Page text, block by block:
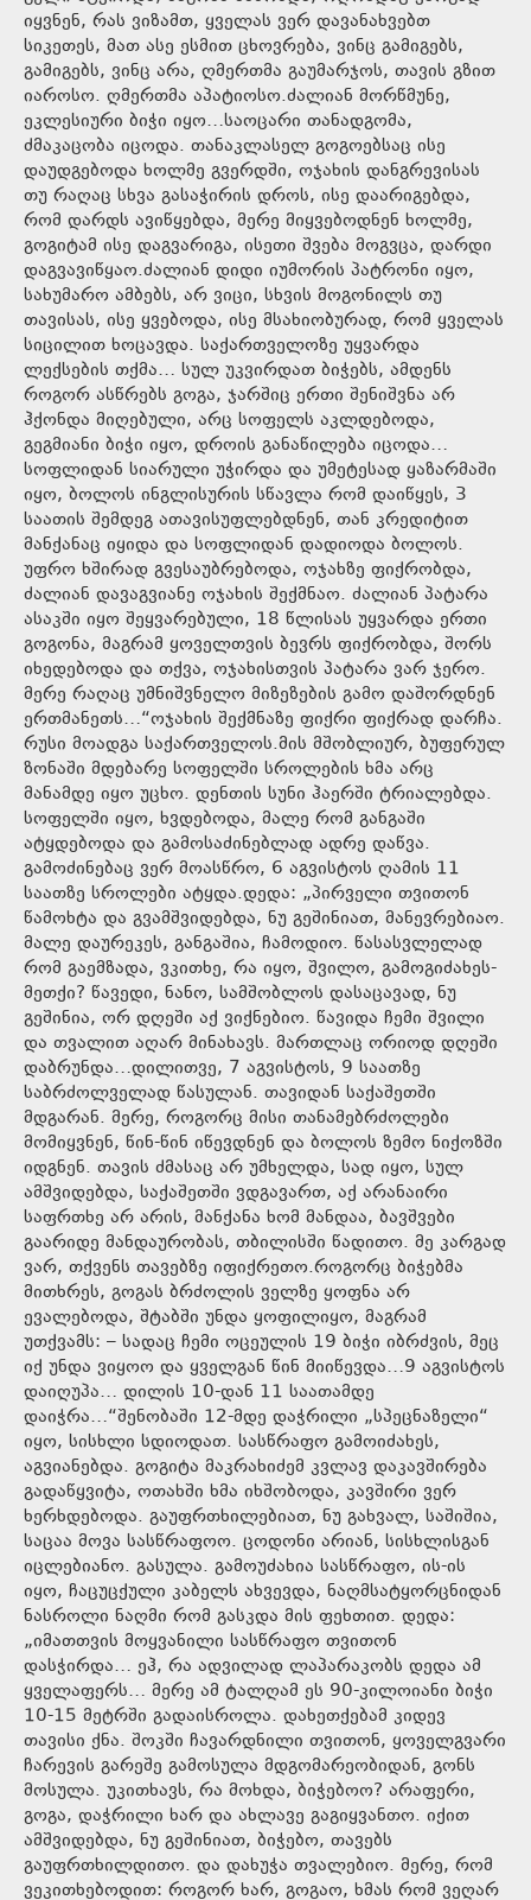
იყვნენ, რას ვიზამთ, ყველას ვერ დავანახვებთ
სიკეთეს, მათ ასე ესმით ცხოვრება, ვინც გამიგებს,
გამიგებს, ვინც არა, ღმერთმა გაუმარჯოს, თავის გზით
იაროსო. ღმერთმა აპატიოსო.ძალიან მორწმუნე,
ეკლესიური ბიჭი იყო…საოცარი თანადგომა,
ძმაკაცობა იცოდა. თანაკლასელ გოგოებსაც ისე
დაუდგებოდა ხოლმე გვერდში, ოჯახის დანგრევისას
თუ რაღაც სხვა გასაჭირის დროს, ისე დაარიგებდა,
რომ დარდს ავიწყებდა, მერე მიყვებოდნენ ხოლმე,
გოგიტამ ისე დაგვარიგა, ისეთი შვება მოგვცა, დარდი
დაგვავიწყაო.ძალიან დიდი იუმორის პატრონი იყო,
სახუმარო ამბებს, არ ვიცი, სხვის მოგონილს თუ
თავისას, ისე ყვებოდა, ისე მსახიობურად, რომ ყველას
სიცილით ხოცავდა. საქართველოზე უყვარდა
ლექსების თქმა… სულ უკვირდათ ბიჭებს, ამდენს
როგორ ასწრებს გოგა, ჯარშიც ერთი შენიშვნა არ
ჰქონდა მიღებული, არც სოფელს აკლდებოდა,
გეგმიანი ბიჭი იყო, დროის განაწილება იცოდა…
სოფლიდან სიარული უჭირდა და უმეტესად ყაზარმაში
იყო, ბოლოს ინგლისურის სწავლა რომ დაიწყეს, 3
საათის შემდეგ ათავისუფლებდნენ, თან კრედიტით
მანქანაც იყიდა და სოფლიდან დადიოდა ბოლოს.
უფრო ხშირად გვესაუბრებოდა, ოჯახზე ფიქრობდა,
ძალიან დავაგვიანე ოჯახის შექმნაო. ძალიან პატარა
ასაკში იყო შეყვარებული, 18 წლისას უყვარდა ერთი
გოგონა, მაგრამ ყოველთვის ბევრს ფიქრობდა, შორს
იხედებოდა და თქვა, ოჯახისთვის პატარა ვარ ჯერო.
მერე რაღაც უმნიშვნელო მიზეზების გამო დაშორდნენ
ერთმანეთს…“ოჯახის შექმნაზე ფიქრი ფიქრად დარჩა.
რუსი მოადგა საქართველოს.მის მშობლიურ, ბუფერულ
ზონაში მდებარე სოფელში სროლების ხმა არც
მანამდე იყო უცხო. დენთის სუნი ჰაერში ტრიალებდა.
სოფელში იყო, ხვდებოდა, მალე რომ განგაში
ატყდებოდა და გამოსაძინებლად ადრე დაწვა.
გამოძინებაც ვერ მოასწრო, 6 აგვისტოს ღამის 11
საათზე სროლები ატყდა.დედა: „პირველი თვითონ
წამოხტა და გვამშვიდებდა, ნუ გეშინიათ, მანევრებიაო.
მალე დაურეკეს, განგაშია, ჩამოდიო. წასასვლელად
რომ გაემზადა, ვკითხე, რა იყო, შვილო, გამოგიძახეს-
მეთქი? წავედი, ნანო, სამშობლოს დასაცავად, ნუ
გეშინია, ორ დღეში აქ ვიქნებიო. წავიდა ჩემი შვილი
და თვალით აღარ მინახავს. მართლაც ორიოდ დღეში
დაბრუნდა…დილითვე, 7 აგვისტოს, 9 საათზე
საბრძოლველად წასულან. თავიდან საქაშეთში
მდგარან. მერე, როგორც მისი თანამებრძოლები
მომიყვნენ, წინ-წინ იწევდნენ და ბოლოს ზემო ნიქოზში
იდგნენ. თავის ძმასაც არ უმხელდა, სად იყო, სულ
ამშვიდებდა, საქაშეთში ვდგავართ, აქ არანაირი
საფრთხე არ არის, მანქანა ხომ მანდაა, ბავშვები
გაარიდე მანდაურობას, თბილისში წადითო. მე კარგად
ვარ, თქვენს თავებზე იფიქრეთო.როგორც ბიჭებმა
მითხრეს, გოგას ბრძოლის ველზე ყოფნა არ
ევალებოდა, შტაბში უნდა ყოფილიყო, მაგრამ
უთქვამს: – სადაც ჩემი ოცეულის 19 ბიჭი იბრძვის, მეც
იქ უნდა ვიყოო და ყველგან წინ მიიწევდა…9 აგვისტოს
დაიღუპა… დილის 10-დან 11 საათამდე
დაიჭრა…“შენობაში 12-მდე დაჭრილი „სპეცნაზელი“
იყო, სისხლი სდიოდათ. სასწრაფო გამოიძახეს,
აგვიანებდა. გოგიტა მაკრახიძემ კვლავ დაკავშირება
გადაწყვიტა, ოთახში ხმა იხშობოდა, კავშირი ვერ
ხერხდებოდა. გაუფრთხილებიათ, ნუ გახვალ, საშიშია,
საცაა მოვა სასწრაფოო. ცოდონი არიან, სისხლისგან
იცლებიანო. გასულა. გამოუძახია სასწრაფო, ის-ის
იყო, ჩაცუცქული კაბელს ახვევდა, ნაღმსატყორცნიდან
ნასროლი ნაღმი რომ გასკდა მის ფეხთით. დედა:
„იმათთვის მოყვანილი სასწრაფო თვითონ
დასჭირდა… ეჰ, რა ადვილად ლაპარაკობს დედა ამ
ყველაფერს… მერე ამ ტალღამ ეს 90-კილოიანი ბიჭი
10-15 მეტრში გადაისროლა. დახეთქებამ კიდევ
თავისი ქნა. შოკში ჩავარდნილი თვითონ, ყოველგვარი
ჩარევის გარეშე გამოსულა მდგომარეობიდან, გონს
მოსულა. უკითხავს, რა მოხდა, ბიჭებოო? არაფერი,
გოგა, დაჭრილი ხარ და ახლავე გაგიყვანთო. იქით
ამშვიდებდა, ნუ გეშინიათ, ბიჭებო, თავებს
გაუფრთხილდითო. და დახუჭა თვალებიო. მერე, რომ
ვეკითხებოდით: როგორ ხარ, გოგაო, ხმას რომ ვეღარ